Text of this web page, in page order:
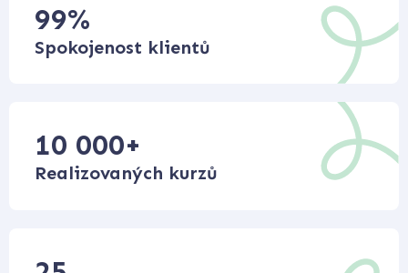
99%
Spokojenost klientů
10 000+
Realizovaných kurzů